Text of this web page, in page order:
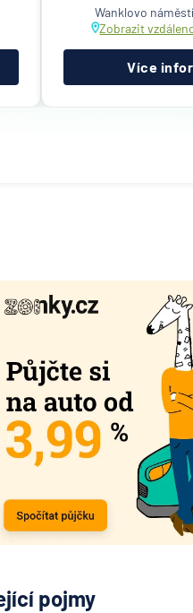
Wanklovo
Zobrazit
Více
pojmy